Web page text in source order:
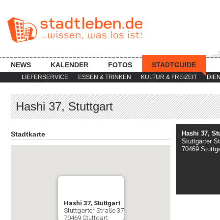
LIEFERSERVICE ESSEN & TRINKEN KULTUR & FREIZEIT
NEWS KALENDER FOTOS STADTGUIDE
Hashi 37, Stuttgart
Stadtkarte
Hashi 37, Stuttgart
Stuttgarter Straße 37
70469 Stuttgart
Hashi 37,
Stuttgarter
70469